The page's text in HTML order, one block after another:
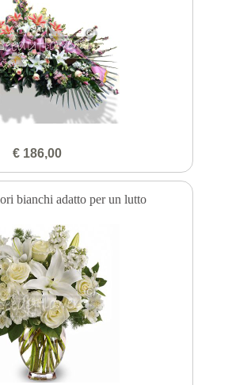
€ 186,00
bianchi adatto per un lutto